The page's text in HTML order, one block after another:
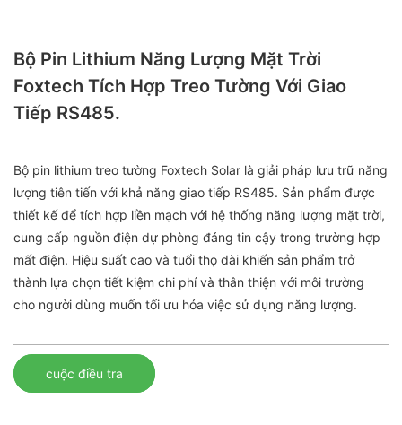
Bộ Pin Lithium Năng Lượng Mặt Trời
Foxtech Tích Hợp Treo Tường Với Giao
Tiếp RS485.
Bộ pin lithium treo tường Foxtech Solar là giải pháp lưu trữ năng
lượng tiên tiến với khả năng giao tiếp RS485. Sản phẩm được
thiết kế để tích hợp liền mạch với hệ thống năng lượng mặt trời,
cung cấp nguồn điện dự phòng đáng tin cậy trong trường hợp
mất điện. Hiệu suất cao và tuổi thọ dài khiến sản phẩm trở
thành lựa chọn tiết kiệm chi phí và thân thiện với môi trường
cho người dùng muốn tối ưu hóa việc sử dụng năng lượng.
cuộc điều tra